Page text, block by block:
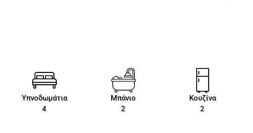
Υπνοδωμάτια
4
Μπάνιο
2
Κουζίνα
2